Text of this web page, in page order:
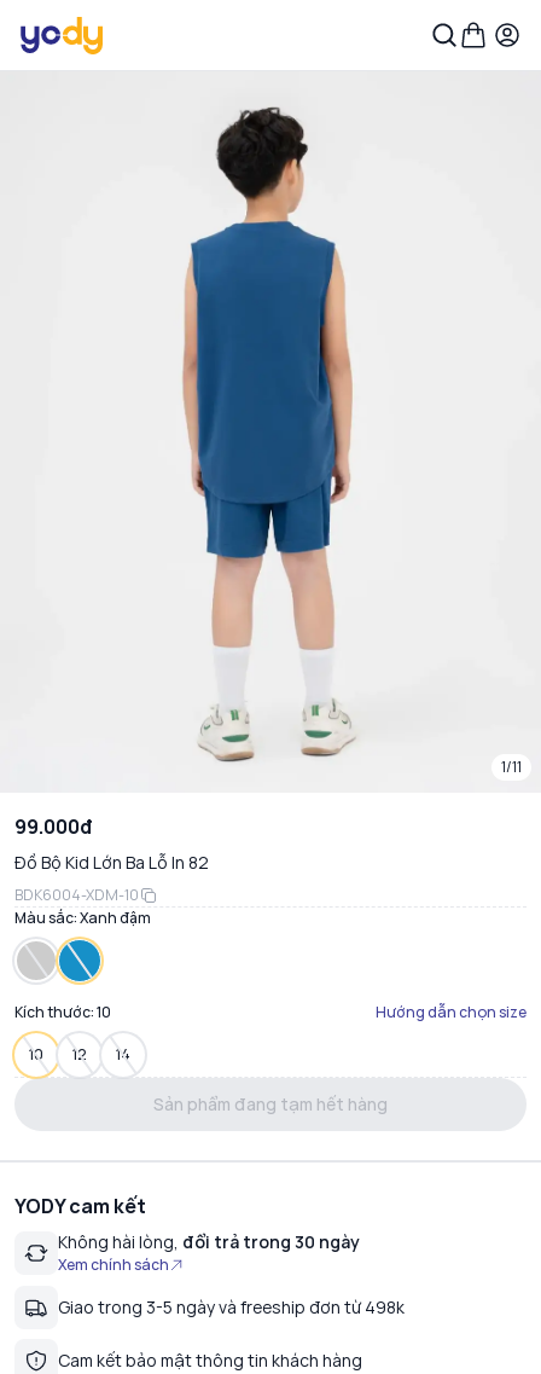
1/11
99.000đ
Đồ Bộ Kid Lớn Ba Lỗ In 82
BDK6004-XDM-10
Màu sắc:Xanh đậm
Kích thước:10 Hướng dẫn chọn size
10 12 14
Sản phẩm đang tạm hết hàng
YODY cam kết
Không hài lòng, đổi trả trong 30 ngày
Xem chính sách
Giao trong 3-5 ngày và freeship đơn từ 498k
Cam kết bảo mật thông tin khách hàng